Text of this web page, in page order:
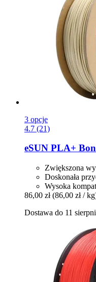
3 opcje
4.7 (21)
eSUN PLA+
Zwiększona
Doskonała
Wysoka
86,00 zł (86,00 zł /
Dostawa do 11